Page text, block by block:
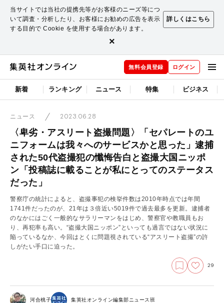
当サイトでは当社の提携先等がお客様のニーズ等につ
いて調査・分析したり、お客様にお勧めの広告を表示
する目的で Cookie を使用する場合があります。
詳しくはこちら
×
無料会員登録 ログイン
新着 ランキング ニュース 特集 ビジネス
ニュース 2023.06.28
〈卑劣・アスリート盗撮問題〉「セパレートのユ
ニフォームは我々へのサービスかと思った」逮捕
された50代盗撮犯の懺悔告白と盗撮大国ニッポ
ン「投稿誌に載ることが私にとってのステータス
だった」
警察庁の統計によると、盗撮事犯の検挙件数は2010年時点では年間
1741件だったのが、21年は３倍近い5019件で過去最多を更新。逮捕者
のなかにはごく一般的なサラリーマンをはじめ、警察官や教職員もお
り、再犯率も高い。“盗撮大国ニッポン”といっても過言ではない状況に
陥っているなか、今回はとくに問題視されている“アスリート盗撮”の許
しがたい手口に迫った。
29
河合桃子 集英社オンライン編集部ニュース班